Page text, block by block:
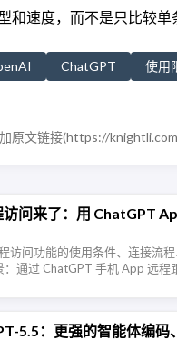
和速度，而不是只比较单
ChatGPT
使用
原文链接(https://knightli.com
问来了：用 ChatGPT
访问功能的使用条件、连接流程
：通过 ChatGPT 手机 App 远程
。
5.5：更强的智能体编码